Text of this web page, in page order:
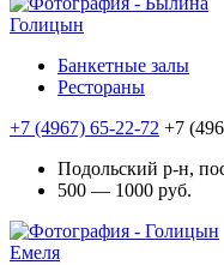
Голицын
Банкетные залы
Рестораны
+7 (4967) 65-22-72 +7
Подольский р-н,
500 — 1000 руб.
Емеля